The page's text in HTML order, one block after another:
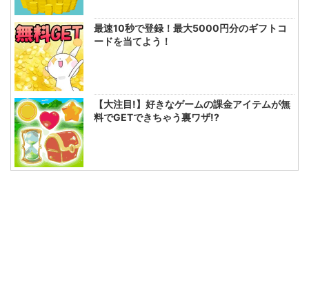
最速10秒で登録！最大5000円分のギフトコ
ードを当てよう！
【大注目!】好きなゲームの課金アイテムが無
料でGETできちゃう裏ワザ!?